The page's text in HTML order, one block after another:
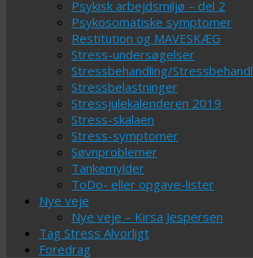
Psykisk arbejdsmiljø – del 2
Psykosomatiske symptomer
Restitution og MAVESKÆG
Stress-undersøgelser
Stressbehandling/
Stressbelastninger
Stressjulekalenderen 2019
Stress-skalaen
Stress-symptomer
Søvnproblemer
Tankemylder
ToDo- eller opgave-lister
Nye veje
Nye veje – Kirsa Jespersen
Tag Stress Alvorligt
Foredrag